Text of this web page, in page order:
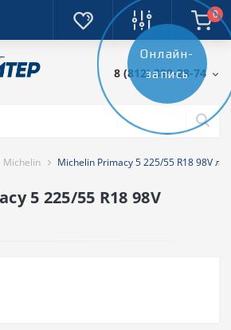
0
8 (812) 389-28-74
Michelin Michelin Primacy 5 225/55 R18 98V
5 225/55 R18 98V
Онлайн-
запись